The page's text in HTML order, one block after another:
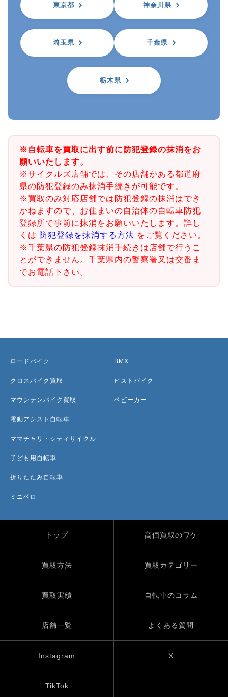
東京都 神奈川県
埼玉県 千葉県
栃木県
※自転車を買取に出す前に防犯登録の抹消をお
願いいたします。
※サイクルズ店舗では、その店舗がある都道府
県の防犯登録のみ抹消手続きが可能です。
※買取のみ対応店舗では防犯登録の抹消はでき
かねますので、お住まいの自治体の自転車防犯
登録所で事前に抹消をお願いいたします。詳し
くは 防犯登録を抹消する方法 をご覧ください。
※千葉県の防犯登録抹消手続きは店舗で行うこ
とができません。千葉県内の警察署又は交番ま
でお電話下さい。
ロードバイク
クロスバイク買取
マウンテンバイク買取
電動アシスト自転車
ママチャリ・シティサイクル
子ども用自転車
折りたたみ自転車
ミニベロ
BMX
ピストバイク
ベビーカー
トップ 高価買取のワケ
買取方法 買取カテゴリー
買取実績 自転車のコラム
店舗一覧 よくある質問
Instagram X
TikTok